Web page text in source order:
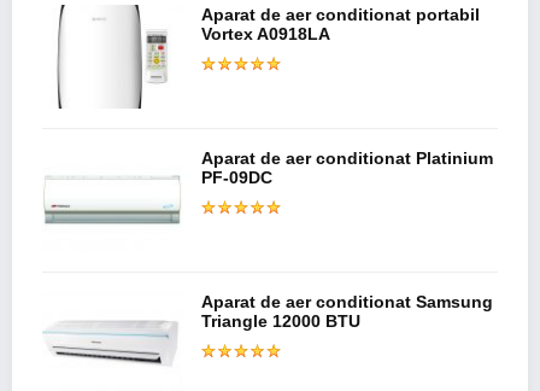
Aparat de aer conditionat portabil
Vortex A0918LA
Aparat de aer conditionat Platinium
PF-09DC
Aparat de aer conditionat Samsung
Triangle 12000 BTU